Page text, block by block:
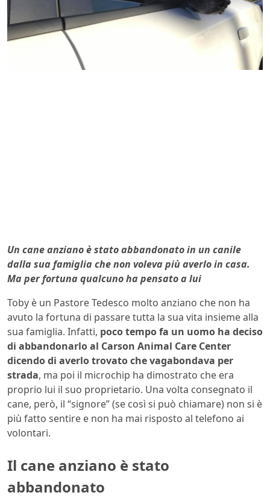
Un cane anziano è stato abbandonato in un canile
dalla sua famiglia che non voleva più averlo in casa.
Ma per fortuna qualcuno ha pensato a lui
Toby è un Pastore Tedesco molto anziano che non ha
avuto la fortuna di passare tutta la sua vita insieme alla
sua famiglia. Infatti, poco tempo fa un uomo ha deciso
di abbandonarlo al Carson Animal Care Center
dicendo di averlo trovato che vagabondava per
strada, ma poi il microchip ha dimostrato che era
proprio lui il suo proprietario. Una volta consegnato il
cane, però, il “signore” (se così si può chiamare) non si è
più fatto sentire e non ha mai risposto al telefono ai
volontari.
Il cane anziano è stato
abbandonato